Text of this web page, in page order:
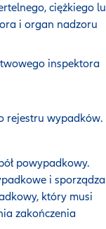
ciężkiego
i organ nadzoru
inspektora
wypadków.
powypadkowy.
i sporządza
który musi
zakończenia